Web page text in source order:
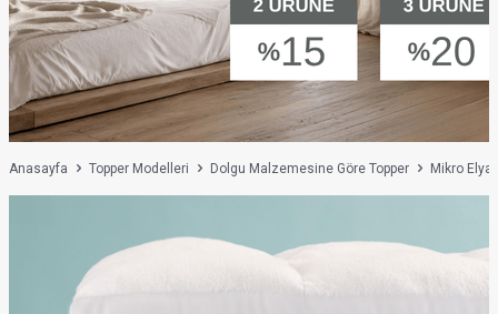
Anasayfa Topper Modelleri Dolgu Malzemesine Göre Topper Mikro